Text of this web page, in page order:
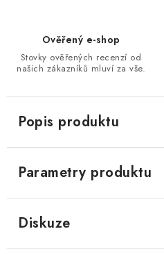
Ověřený e-shop
Stovky ověřených recenzí od
našich zákazníků mluví za vše.
Popis produktu
Parametry produktu
Diskuze